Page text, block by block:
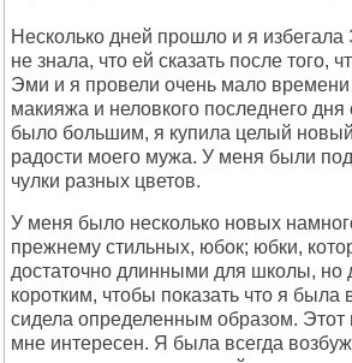
Несколько дней прошло и я избегала
не знала, что ей сказать после того,
Эми и я провели очень мало
макияжа и неловкого последнего
было большим, я купила целый
радости моего мужа. У меня были
чулки разных цветов.
У меня было несколько новых
прежнему стильных, юбок; юбки,
достаточно длинными для школы, но
коротким, чтобы показать что я была
сидела определенным образом.
мне интересен. Я была всегда